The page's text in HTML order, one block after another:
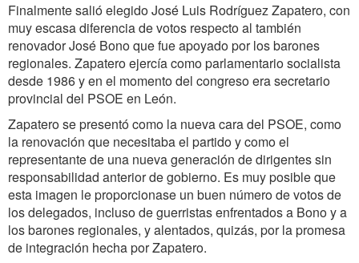
Finalmente salió elegido José Luis Rodríguez Zapatero, con
muy escasa diferencia de votos respecto al también
renovador José Bono que fue apoyado por los barones
regionales. Zapatero ejercía como parlamentario socialista
desde 1986 y en el momento del congreso era secretario
provincial del PSOE en León.
Zapatero se presentó como la nueva cara del PSOE, como
la renovación que necesitaba el partido y como el
representante de una nueva generación de dirigentes sin
responsabilidad anterior de gobierno. Es muy posible que
esta imagen le proporcionase un buen número de votos de
los delegados, incluso de guerristas enfrentados a Bono y a
los barones regionales, y alentados, quizás, por la promesa
de integración hecha por Zapatero.